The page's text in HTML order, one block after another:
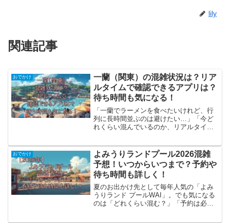
lily
関連記事
おでかけ
一蘭（関東）の混雑状況は？リア
ルタイムで確認できるアプリは？
待ち時間も気になる！
「一蘭でラーメンを食べたいけれど、行
列に長時間並ぶのは避けたい…」「今ど
れくらい混んでいるのか、リアルタイム
に土日祝・お盆・夏休みなどの長期休み
やランチ・夕食の時...
おでかけ
よみうりランドプール2026混雑
予想！いつからいつまで？予約や
待ち時間も詳しく！
夏のお出かけ先として毎年人気の「よみ
うりランド プールWAI」。でも気になる
のは「どれくらい混む？」「予約は必